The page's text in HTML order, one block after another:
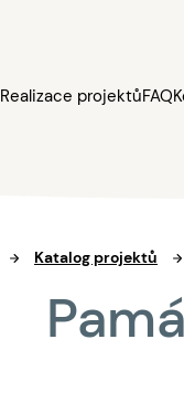
Realizace projektůFAQ
Katalog projektů